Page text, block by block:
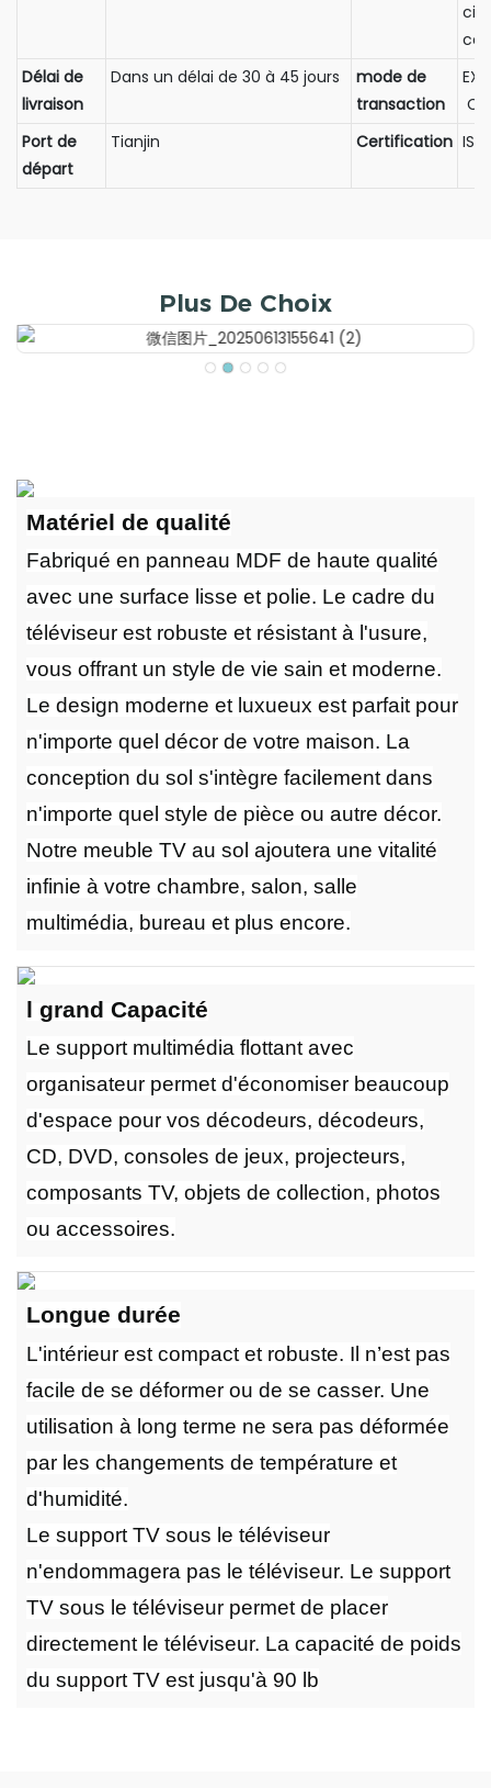
Délai de
livraison
Dans un délai de 30 à 45 jours
mode de
transaction
Port de
départ
Tianjin Certification
Plus De Choix
Matériel de qualité
Fabriqué en panneau MDF de haute qualité
avec une surface lisse et polie. Le cadre du
téléviseur est robuste et résistant à l'usure,
vous offrant un style de vie sain et moderne.
Le design moderne et luxueux est parfait pour
n'importe quel décor de votre maison. La
conception du sol s'intègre facilement dans
n'importe quel style de pièce ou autre décor.
Notre meuble TV au sol ajoutera une vitalité
infinie à votre chambre, salon, salle
multimédia, bureau et plus encore.
l grand Capacité
Le support multimédia flottant avec
organisateur permet d'économiser beaucoup
d'espace pour vos décodeurs, décodeurs,
CD, DVD, consoles de jeux, projecteurs,
composants TV, objets de collection, photos
ou accessoires.
Longue durée
L'intérieur est compact et robuste. Il n’est pas
facile de se déformer ou de se casser. Une
utilisation à long terme ne sera pas déformée
par les changements de température et
d'humidité.
Le support TV sous le téléviseur
n'endommagera pas le téléviseur. Le support
TV sous le téléviseur permet de placer
directement le téléviseur. La capacité de poids
du support TV est jusqu'à 90 lb